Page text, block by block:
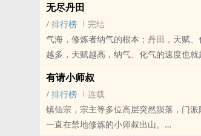
无尽丹田
/ 排行榜
完结
气海，修炼者纳气的根本；丹田，天赋
越多，天赋越高，纳气、化气的速度也
简介，还望海涵，希望各位朋友支持！ ps2：简介不是问题，看得热血沸腾，大家好，才是真的好！
本站提示：各位书友要是觉得《无尽丹
哦！
有请小师叔
/ 排行榜
连载
镇仙宗，宗主等多位高层突然陨落，门
一直在禁地修炼的小师叔出山。